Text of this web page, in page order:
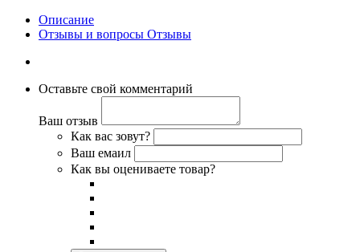
Описание
Отзывы и вопросы Отзывы
Оставьте свой комментарий
Ваш отзыв
Как вас зовут?
Ваш емаил
Как вы оцениваете товар?